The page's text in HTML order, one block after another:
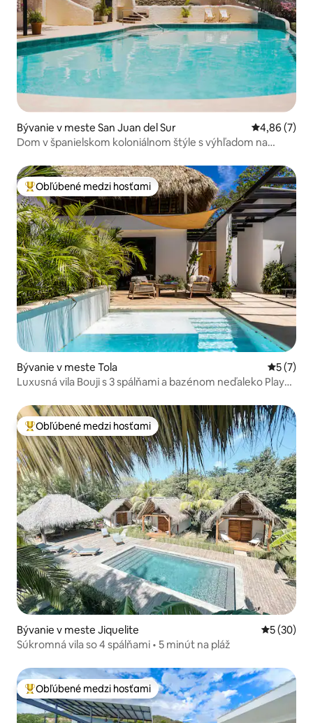
Bývanie v meste San Juan del Sur Priemerné
4,86 (7)
Dom v španielskom koloniálnom štýle s výhľadom na
Najobľúbenejšie medzi hosťami
Obľúbené medzi hosťami
Bývanie v meste Tola
5 (7)
Luxusná vila Bouji s 3 spálňami a bazénom neďaleko Playa
Najobľúbenejšie medzi hosťami
Obľúbené medzi hosťami
Bývanie v meste Jiquelite
5 (30)
Súkromná vila so 4 spálňami • 5 minút na pláž
Najobľúbenejšie medzi hosťami
Obľúbené medzi hosťami